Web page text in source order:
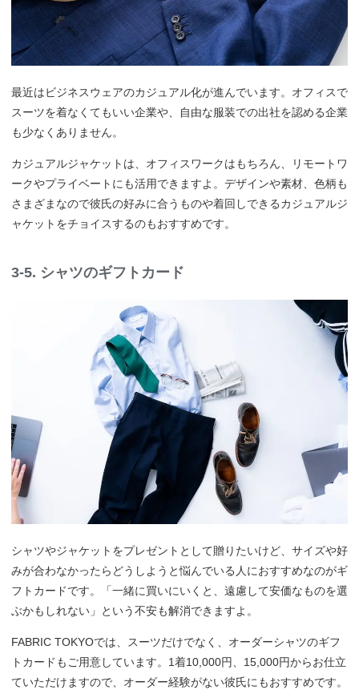
最近はビジネスウェアのカジュアル化が進んでいます。オフィスで
スーツを着なくてもいい企業や、自由な服装での出社を認める企業
も少なくありません。
カジュアルジャケットは、オフィスワークはもちろん、リモートワ
ークやプライベートにも活用できますよ。デザインや素材、色柄も
さまざまなので彼氏の好みに合うものや着回しできるカジュアルジ
ャケットをチョイスするのもおすすめです。
3-5. シャツのギフトカード
シャツやジャケットをプレゼントとして贈りたいけど、サイズや好
みが合わなかったらどうしようと悩んでいる人におすすめなのがギ
フトカードです。「一緒に買いにいくと、遠慮して安価なものを選
ぶかもしれない」という不安も解消できますよ。
FABRIC TOKYOでは、スーツだけでなく、オーダーシャツのギフ
トカードもご用意しています。1着10,000円、15,000円からお仕立
ていただけますので、オーダー経験がない彼氏にもおすすめです。